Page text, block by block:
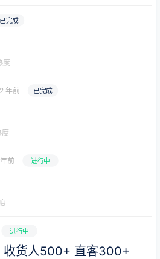
已完成
度
2 年前 已完成
度
前 进行中
进行中
收货人500+ 直客300+